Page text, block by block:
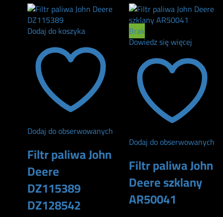
Dodaj do koszyka
Dodaj do obserwowanych
Filtr paliwa John
Deere
DZ115389
DZ128542
Brak
Dowiedz się więcej
Dodaj do obserwowanych
Filtr paliwa John
Deere szklany
AR50041